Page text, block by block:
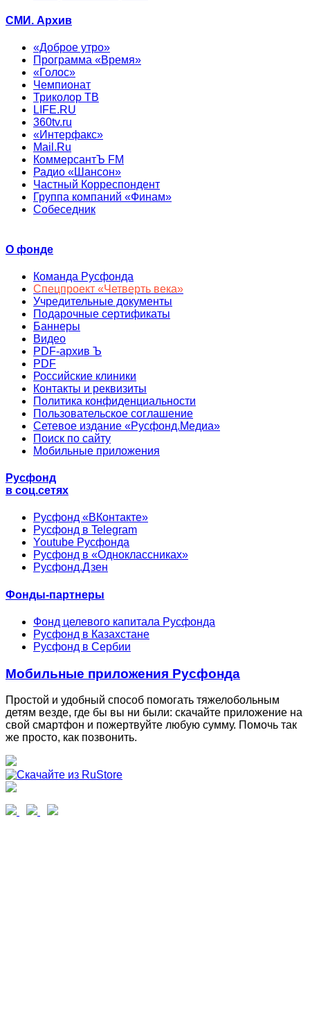
СМИ. Архив
«Доброе утро»
Программа «Время»
«Голос»
Чемпионат
Триколор ТВ
LIFE.RU
360tv.ru
«Интерфакс»
Mail.Ru
КоммерсантЪ FM
Радио «Шансон»
Частный Корреспондент
Группа компаний «Финам»
Собеседник
О фонде
Команда Русфонда
Спецпроект «Четверть века»
Учредительные документы
Подарочные сертификаты
Баннеры
Видео
PDF-архив Ъ
PDF
Российские клиники
Контакты и реквизиты
Политика конфиденциальности
Пользовательское соглашение
Сетевое издание «Русфонд.Медиа»
Поиск по сайту
Мобильные приложения
Русфонд
в соц.сетях
Русфонд «ВКонтакте»
Русфонд в Telegram
Youtube Русфонда
Русфонд в «Одноклассниках»
Русфонд.Дзен
Фонды-партнеры
Фонд целевого капитала Русфонда
Русфонд в Казахстане
Русфонд в Сербии
Мобильные приложения Русфонда
Простой и удобный способ помогать тяжелобольным
детям везде, где бы вы ни были: скачайте приложение на
свой смартфон и пожертвуйте любую сумму. Помочь так
же просто, как позвонить.